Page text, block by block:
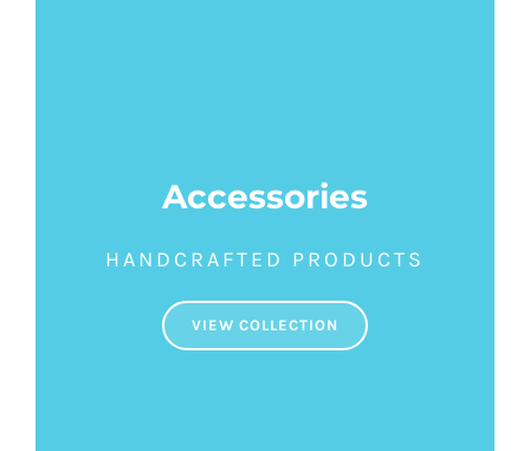
Accessories
HANDCRAFTED PRODUCTS
VIEW COLLECTION